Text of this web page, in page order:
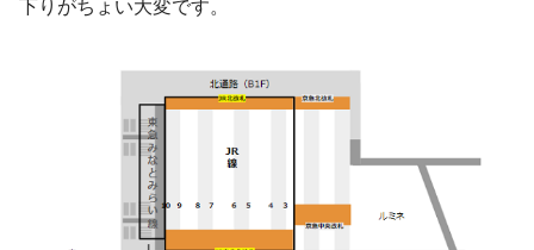
下りがちょい大変です。